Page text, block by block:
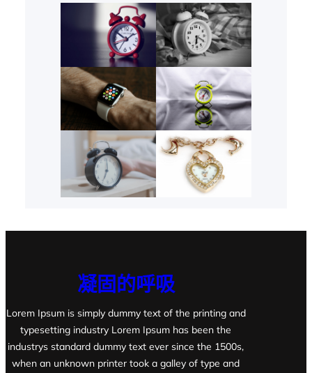
凝固的呼吸
Lorem Ipsum is simply dummy text of the printing and
typesetting industry Lorem Ipsum has been the
industrys standard dummy text ever since the 1500s,
when an unknown printer took a galley of type and